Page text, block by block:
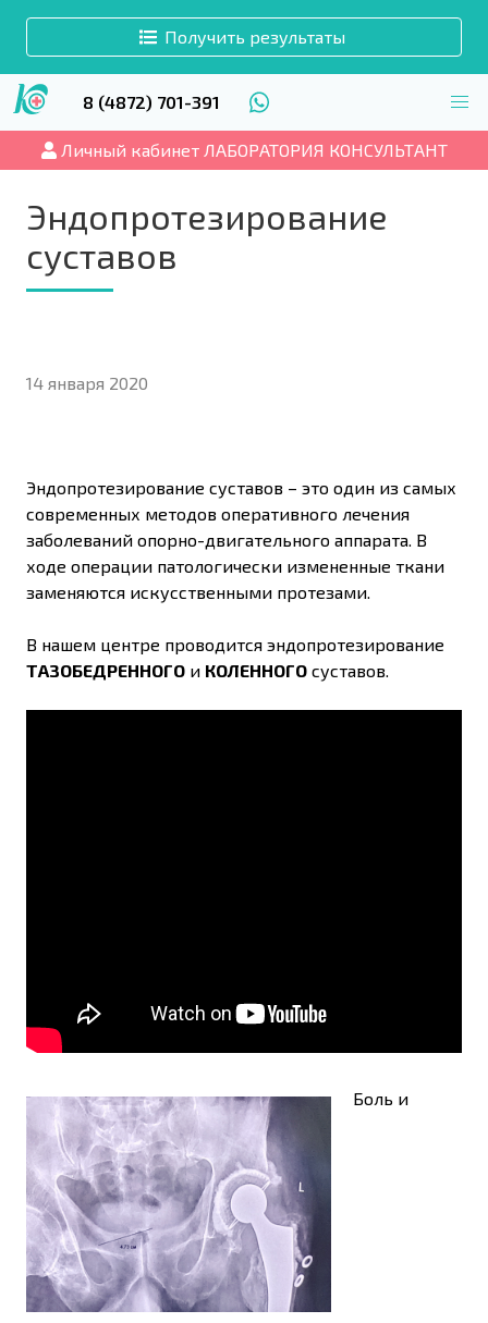
Получить результаты
8 (4872) 701-391
Личный кабинет ЛАБОРАТОРИЯ КОНСУЛЬТАНТ
Эндопротезирование
суставов
14 января 2020
Эндопротезирование суставов – это один из самых
современных методов оперативного лечения
заболеваний опорно-двигательного аппарата. В
ходе операции патологически измененные ткани
заменяются искусственными протезами.
В нашем центре проводится эндопротезирование
ТАЗОБЕДРЕННОГО и КОЛЕННОГО суставов.
Боль и